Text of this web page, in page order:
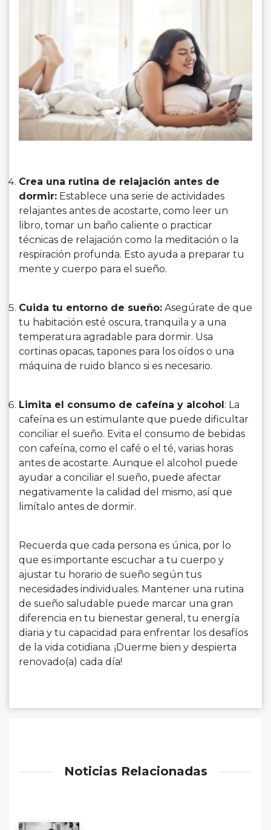
Crea una rutina de relajación antes de
dormir: Establece una serie de actividades
relajantes antes de acostarte, como leer un
libro, tomar un baño caliente o practicar
técnicas de relajación como la meditación o la
respiración profunda. Esto ayuda a preparar tu
mente y cuerpo para el sueño.
Cuida tu entorno de sueño: Asegúrate de que
tu habitación esté oscura, tranquila y a una
temperatura agradable para dormir. Usa
cortinas opacas, tapones para los oídos o una
máquina de ruido blanco si es necesario.
Limita el consumo de cafeína y alcohol : La
cafeína es un estimulante que puede dificultar
conciliar el sueño. Evita el consumo de bebidas
con cafeína, como el café o el té, varias horas
antes de acostarte. Aunque el alcohol puede
ayudar a conciliar el sueño, puede afectar
negativamente la calidad del mismo, así que
limítalo antes de dormir.
Recuerda que cada persona es única, por lo
que es importante escuchar a tu cuerpo y
ajustar tu horario de sueño según tus
necesidades individuales. Mantener una rutina
de sueño saludable puede marcar una gran
diferencia en tu bienestar general, tu energía
diaria y tu capacidad para enfrentar los desafíos
de la vida cotidiana. ¡Duerme bien y despierta
renovado(a) cada día!
Noticias Relacionadas